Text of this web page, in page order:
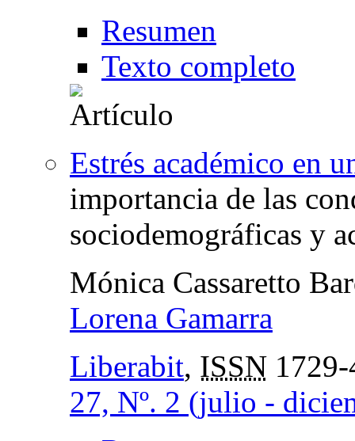
Resumen
Texto completo
Estrés académico en
importancia de las
sociodemográficas y
Mónica Cassaretto
Lorena Gamarra
Liberabit, ISSN
27, Nº. 2 (julio -